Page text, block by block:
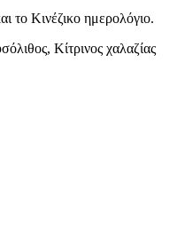
το Κινέζικο ημερολόγιο.
Κίτρινος χαλαζίας